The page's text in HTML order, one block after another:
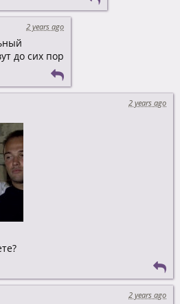
2 years ago
до сих пор
2 years ago
2 years ago